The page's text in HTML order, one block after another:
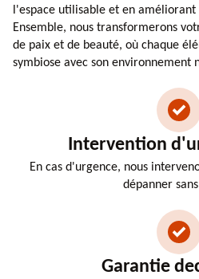
l'espace utilisable et en
Ensemble, nous transformerons
de paix et de beauté, où chaque
symbiose avec son environnement
Intervention
En cas d'urgence, nous
dépanner
Garantie